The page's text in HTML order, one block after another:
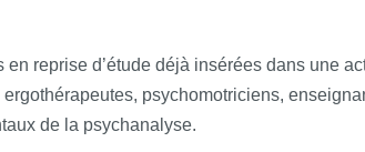
; Professeure des Universités
reprise d’étude déjà insérées dans une
psychomotriciens,
de la psychanalyse.